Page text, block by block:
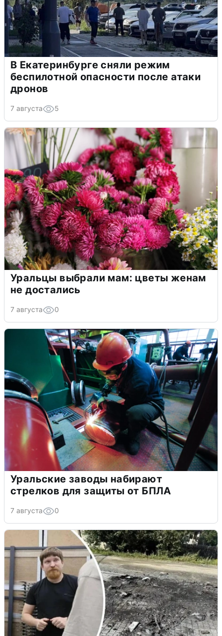
В Екатеринбурге сняли режим
беспилотной опасности после атаки
дронов
7 августа 5
Уральцы выбрали мам: цветы женам
не достались
7 августа 0
Уральские заводы набирают
стрелков для защиты от БПЛА
7 августа 0